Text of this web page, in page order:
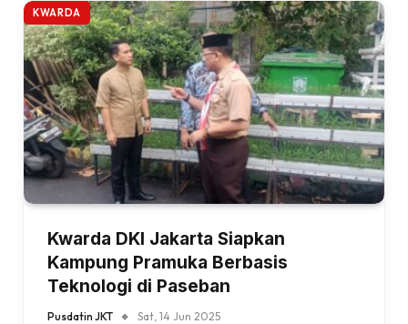
KWARDA
Kwarda DKI Jakarta Siapkan
Kampung Pramuka Berbasis
Teknologi di Paseban
Pusdatin JKT Sat, 14 Jun 2025